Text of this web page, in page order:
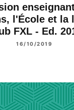
l'École et la
FXL - Ed.
16/10/2019